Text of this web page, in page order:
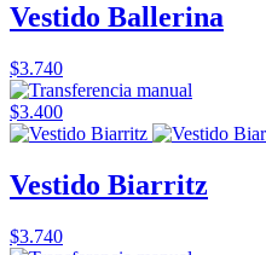
Vestido Ballerina
$3.740
$3.400
Vestido Biarritz
$3.740